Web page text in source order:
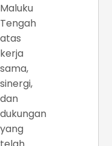
Maluku
Tengah
atas
kerja
sama,
sinergi,
dan
dukungan
yang